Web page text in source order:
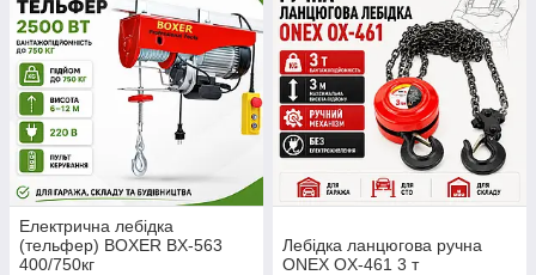
Електрична лебідка
(тельфер) BOXER BX-563
400/750кг
Лебідка ланцюгова ручна
ONEX OX-461 3 т